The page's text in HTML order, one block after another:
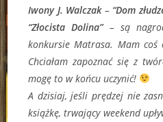
Iwony J. Walczak – “Dom
“Złocista Dolina” – są
konkursie Matrasa. Mam coś
Chciałam zapoznać się z
mogę to w końcu uczynić!
A dzisiaj, jeśli prędzej nie
książkę, trwający weekend